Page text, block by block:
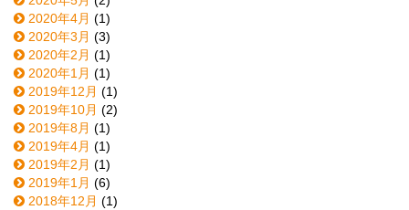
2020年4月 (1)
2020年3月 (3)
2020年2月 (1)
2020年1月 (1)
2019年12月 (1)
2019年10月 (2)
2019年8月 (1)
2019年4月 (1)
2019年2月 (1)
2019年1月 (6)
2018年12月 (1)